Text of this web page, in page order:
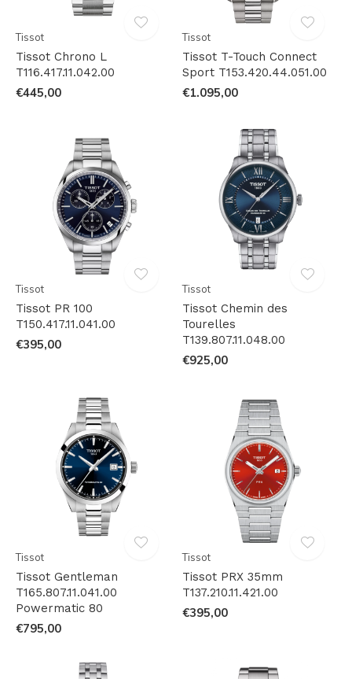
Tissot
Tissot Chrono L
T116.417.11.042.00
€445,00
Tissot
Tissot T-Touch Connect
Sport T153.420.44.051.00
€1.095,00
Tissot
Tissot PR 100
T150.417.11.041.00
€395,00
Tissot
Tissot Chemin des
Tourelles
T139.807.11.048.00
€925,00
Tissot
Tissot Gentleman
T165.807.11.041.00
Powermatic 80
€795,00
Tissot
Tissot PRX 35mm
T137.210.11.421.00
€395,00